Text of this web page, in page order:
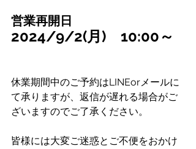
営業再開日
2024/9/2(月)　10:00～
休業期間中のご予約はLINEorメールに
て承りますが、返信が遅れる場合がご
ざいますのでご了承ください。
皆様には大変ご迷惑とご不便をおかけ